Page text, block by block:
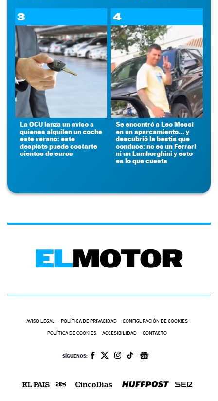
3
La OCU lanza un aviso a
quienes alquilen un coche
este verano: este
despiste puede costarte
cientos de euros
4
Se encontró a Leo Messi
en un aparcamiento... y
descubrió la bestia que
conduce: no es un Ferrari
ni un Lamborghini y esto
es lo que cuesta
AVISO LEGAL POLÍTICA DE PRIVACIDAD CONFIGURACIÓN DE COOKIES
POLÍTICA DE COOKIES ACCESIBILIDAD CONTACTO
SÍGUENOS: